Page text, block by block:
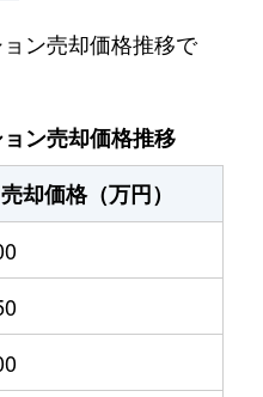
谷町九丁目
谷町九丁目
谷町九丁目
四天王寺前夕陽ケ丘
四天王寺前夕陽ケ丘
ン売却価格推移で
ン売却価格推移
売却価格（万円）